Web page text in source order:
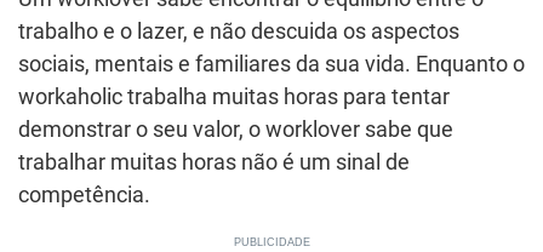
trabalho e o lazer, e não descuida os aspectos
sociais, mentais e familiares da sua vida. Enquanto o
workaholic trabalha muitas horas para tentar
demonstrar o seu valor, o worklover sabe que
trabalhar muitas horas não é um sinal de
competência.